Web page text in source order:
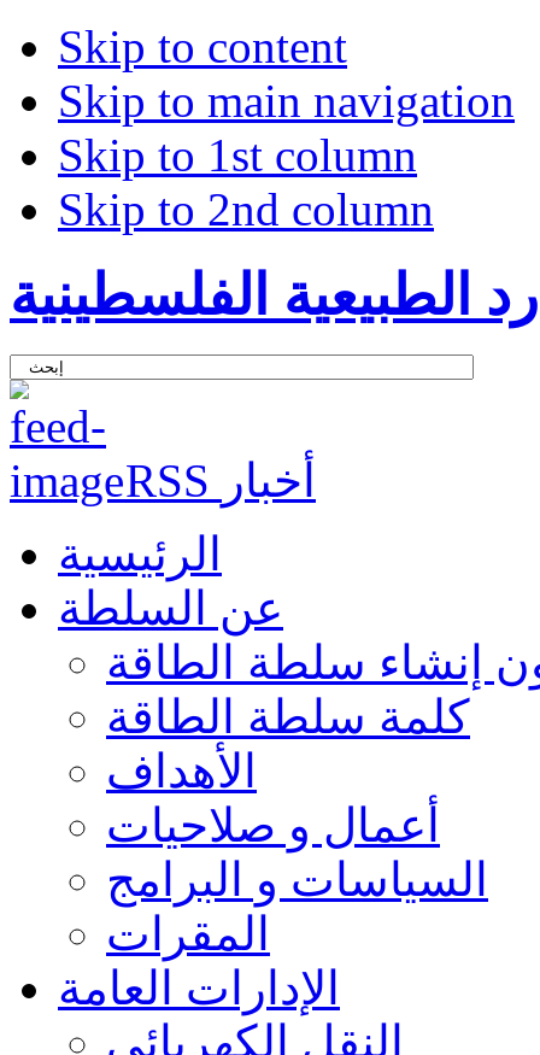
Skip to content
Skip to main navigation
Skip to 1st column
Skip to 2nd column
الطبيعية الفلسطينية
RSS أخبار
الرئيسية
عن السلطة
إنشاء سلطة الطاقة
كلمة سلطة الطاقة
الأهداف
أعمال و صلاحيات
السياسات و البرامج
المقرات
الإدارات العامة
النقل الكهربائي